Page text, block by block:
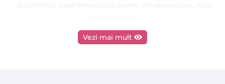
puteti folosi acest termostat si pentru alte decantoare, daca
Acest termostat este folosit ca piesa de schimb pentru
Vezi mai mult